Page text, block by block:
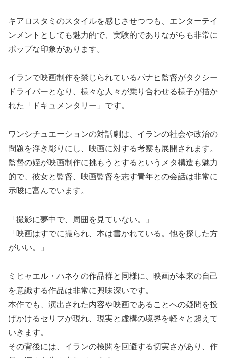
キアロスタミのスタイルを感じさせつつも、エンターテイ
ンメントとしても魅力的で、実験的でありながらも非常に
ポップな印象があります。
イランで映画制作を禁じられているパナヒ監督がタクシー
ドライバーとなり、様々な人々が乗り合わせる様子が描か
れた「ドキュメンタリー」です。
ワンシチュエーションの対話劇は、イランの社会や政治の
問題を浮き彫りにし、映画に対する考察も展開されます。
監督の姪が映画制作に挑もうとするというメタ構造も魅力
的で、彼女と監督、映画監督を志す青年との会話は非常に
示唆に富んでいます。
「撮影に夢中で、周囲を見ていない。」
「映画はすでに撮られ、本は書かれている。他を探した方
がいい。」
ミヒャエル・ハネケの作品群と同様に、映画が本来の自己
を意識する作品は非常に興味深いです。
本作でも、演出された内容や映画であることへの疑問を投
げかけるセリフが現れ、現実と虚構の境界を軽々と超えて
いきます。
その背後には、イランの検閲を回避する切実さがあり、作